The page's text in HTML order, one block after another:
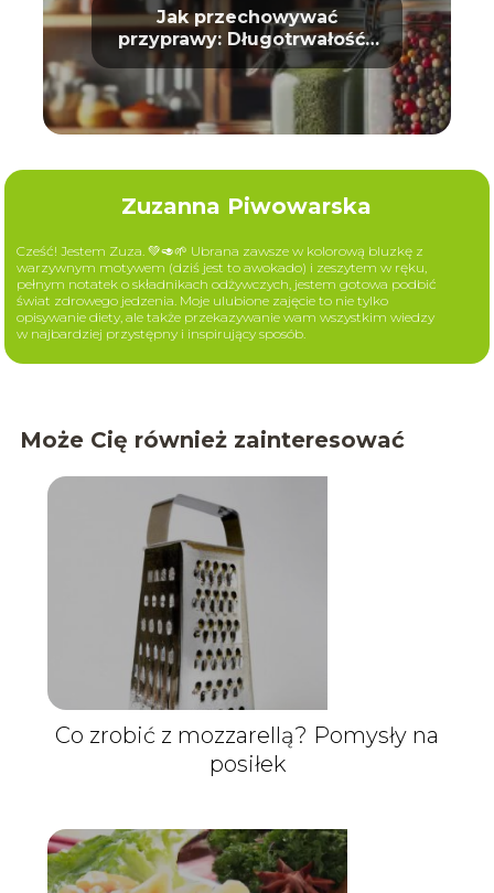
Jak przechowywać
przyprawy: Długotrwałość i
aromat
Zuzanna Piwowarska
Cześć! Jestem Zuza. 💚🥑🌱 Ubrana zawsze w kolorową bluzkę z
warzywnym motywem (dziś jest to awokado) i zeszytem w ręku,
pełnym notatek o składnikach odżywczych, jestem gotowa podbić
świat zdrowego jedzenia. Moje ulubione zajęcie to nie tylko
opisywanie diety, ale także przekazywanie wam wszystkim wiedzy
w najbardziej przystępny i inspirujący sposób.
Może Cię również zainteresować
Co zrobić z mozzarellą? Pomysły na
posiłek